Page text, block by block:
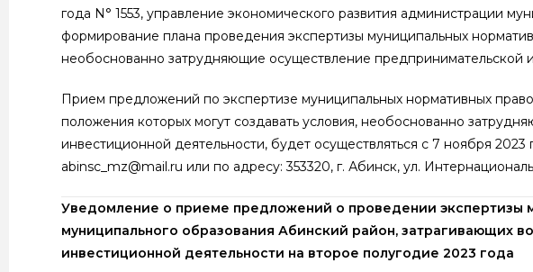
года N° 1553, управление экономического развития администрации
формирование плана проведения экспертизы муниципальных
необоснованно затрудняющие осуществление предпринимательской
Прием предложений по экспертизе муниципальных нормативных
положения которых могут создавать условия, необоснованно
инвестиционной деятельности, будет осуществляться с 7 ноября
abinsc_mz@mail.ru или по адресу: 353320, г. Абинск, ул.
Уведомление о приеме предложений о проведении экспертизы
муниципального образования Абинский район, затрагивающих
инвестиционной деятельности на второе полугодие 2023 года